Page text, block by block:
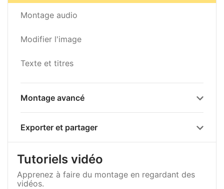
Montage audio
Modifier l'image
Texte et titres
Montage avancé
Exporter et partager
Tutoriels vidéo
Apprenez à faire du montage en regardant des
vidéos.